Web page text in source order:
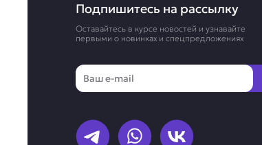
Подпишитесь на рассылку
Оставайтесь в курсе новостей и узнавайте
первыми о новинках и спецпредложениях
Email